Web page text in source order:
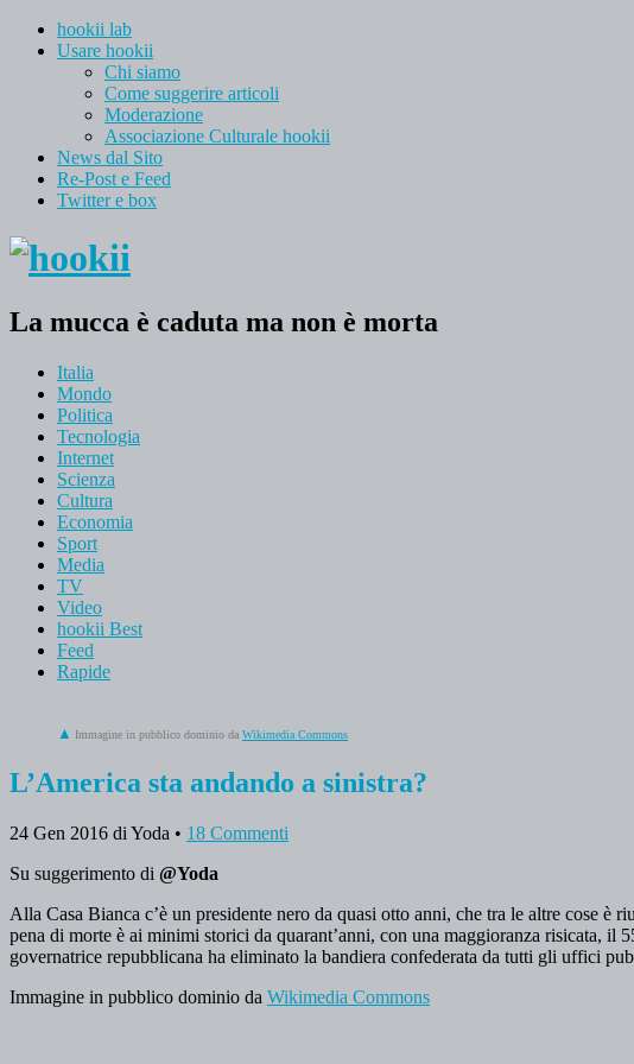
hookii lab
Usare hookii
Chi siamo
Come suggerire articoli
Moderazione
Associazione Culturale hookii
News dal Sito
Re-Post e Feed
Twitter e box
La mucca è caduta ma non è morta
Italia
Mondo
Politica
Tecnologia
Internet
Scienza
Cultura
Economia
Sport
Media
TV
Video
hookii Best
Feed
Rapide
Immagine in pubblico dominio da Wikimedia Commons
L’America sta andando a sinistra?
24 Gen 2016 di Yoda • 18 Commenti
Su suggerimento di @Yoda
Alla Casa Bianca c’è un presidente nero da quasi otto anni, che tra le altre cose
pena di morte è ai minimi storici da quarant’anni, con una maggioranza risicata, il
governatrice repubblicana ha eliminato la bandiera confederata da tutti gli uffici
Immagine in pubblico dominio da Wikimedia Commons